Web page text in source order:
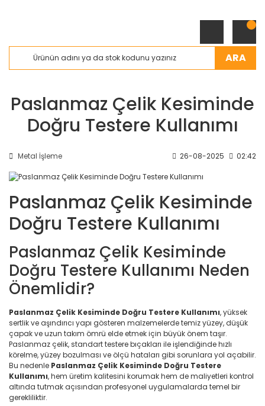
ARA
Paslanmaz Çelik Kesiminde
Doğru Testere Kullanımı
Metal İşleme 26-08-2025 02:42
Paslanmaz Çelik Kesiminde
Doğru Testere Kullanımı
Paslanmaz Çelik Kesiminde
Doğru Testere Kullanımı Neden
Önemlidir?
Paslanmaz Çelik Kesiminde Doğru Testere Kullanımı, yüksek
sertlik ve aşındırıcı yapı gösteren malzemelerde temiz yüzey, düşük
çapak ve uzun takım ömrü elde etmek için büyük önem taşır.
Paslanmaz çelik, standart testere bıçakları ile işlendiğinde hızlı
körelme, yüzey bozulması ve ölçü hataları gibi sorunlara yol açabilir.
Bu nedenle Paslanmaz Çelik Kesiminde Doğru Testere
Kullanımı, hem üretim kalitesini korumak hem de maliyetleri kontrol
altında tutmak açısından profesyonel uygulamalarda temel bir
gerekliliktir.